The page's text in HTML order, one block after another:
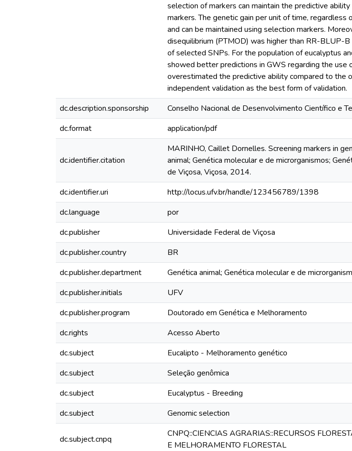
selection of markers can maintain the predictive
markers. The genetic gain per unit of time,
and can be maintained using selection markers.
disequilibrium (PTMOD) was higher than RR-BLUP-
of selected SNPs. For the population of eucalyptus
showed better predictions in GWS regarding the
overestimated the predictive ability compared to the
independent validation as the best form of validation.
dc.description.sponsorship
Conselho Nacional de Desenvolvimento Científico e
dc.format
application/pdf
dc.identifier.citation
MARINHO, Caillet Dornelles. Screening markers in
animal; Genética molecular e de microrganismos;
de Viçosa, Viçosa, 2014.
dc.identifier.uri
http://locus.ufv.br/handle/123456789/1398
dc.language
por
dc.publisher
Universidade Federal de Viçosa
dc.publisher.country
BR
dc.publisher.department
Genética animal; Genética molecular e de
dc.publisher.initials
UFV
dc.publisher.program
Doutorado em Genética e Melhoramento
dc.rights
Acesso Aberto
dc.subject
Eucalipto - Melhoramento genético
dc.subject
Seleção genômica
dc.subject
Eucalyptus - Breeding
dc.subject
Genomic selection
dc.subject.cnpq
CNPQ::CIENCIAS AGRARIAS::RECURSOS
E MELHORAMENTO FLORESTAL